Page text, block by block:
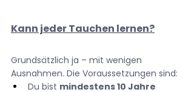
Kann jeder Tauchen lernen?
Grundsätzlich ja – mit wenigen
Ausnahmen. Die Voraussetzungen sind:
Du bist mindestens 10 Jahre